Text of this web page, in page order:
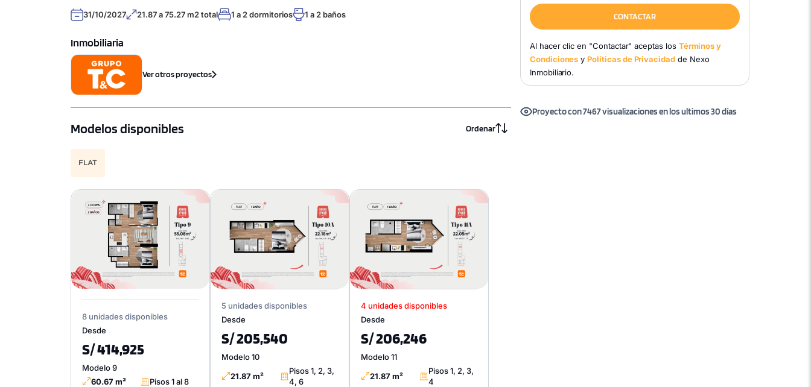
CONTACTAR
Al hacer clic en "Contactar" aceptas los Términos y
Condiciones yPolíticas de Privacidadde Nexo
Inmobiliario.
Proyecto con 7467 visualizaciones en los ultimos 30 días
31/10/2027 21.87 a 75.27 m2 total 1 a 2 dormitorios 1 a 2 baños
Inmobiliaria
Ver otros proyectos
Modelos disponibles Ordenar
FLAT
8 unidades disponibles
Desde
S/ 414,925
Modelo 9
60.67 m²
Pisos 1 al 8
5 unidades disponibles
Desde
S/ 205,540
Modelo 10
21.87 m²
Pisos 1, 2, 3,
4, 6
4 unidades disponibles
Desde
S/ 206,246
Modelo 11
21.87 m²
Pisos 1, 2, 3,
4